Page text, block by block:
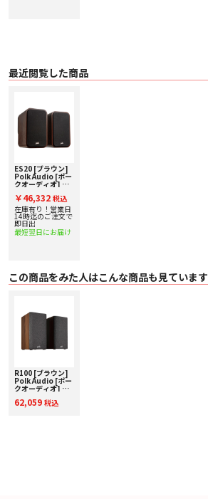
最近閲覧した商品
ES20 [ブラウン]
Polk Audio [ポー
クオーディオ] ブ
ーカー [ペア] 下取
り査定額20%アッ
プ実施中！
￥46,332 税込
在庫有り！営業日
14時迄のご注文で
即日出
最短翌日にお届け
この商品をみた人はこんな商品も見ています
R100 [ブラウン]
Polk Audio [ポー
クオーディオ] ブ
ーカー [ペア] 下取
り査定額20%アッ
62,059 税込